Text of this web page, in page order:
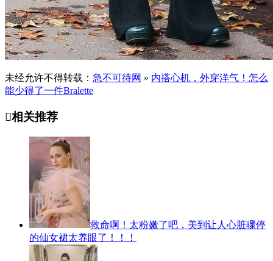
未经允许不得转载： 急不可待网 » 内搭心机，外穿洋气！怎么
能少得了一件Bralette
相关推荐
救命啊！太粉嫩了吧，美到让人心脏骤停
的仙女裙太养眼了！！！